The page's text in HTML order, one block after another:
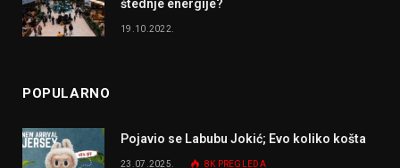
štednje energije?
19.10.2022.
POPULARNO
Pojavio se Labubu Jokić; Evo koliko košta
23.07.2025. 8K PREGLEDA